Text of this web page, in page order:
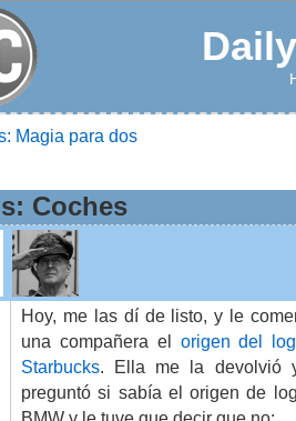
Magia para dos
Coches
Hoy, me las dí de listo, y le
una compañera el origen del
Starbucks . Ella me la devolvió
preguntó si sabía el origen de